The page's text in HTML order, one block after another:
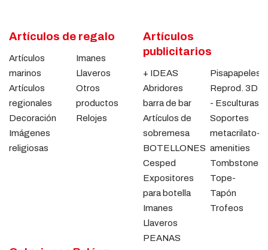
Artículos de regalo
Artículos
marinos
Artículos
regionales
Decoración
Imágenes
religiosas
Imanes
Llaveros
Otros
productos
Relojes
Artículos
publicitarios
+ IDEAS
Abridores
barra de bar
Artículos de
sobremesa
BOTELLONES
Cesped
Expositores
para botella
Imanes
Llaveros
PEANAS
Pisapapeles
Reprod. 3D
- Esculturas
Soportes
metacrilato-
amenities
Tombstones
Tope-
Tapón
Trofeos